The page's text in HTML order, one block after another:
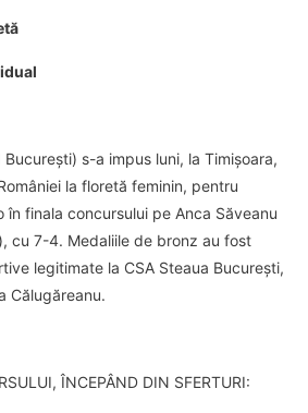
București) s-a impus luni, la Timișoara,
la floretă feminin, pentru
în finala concursului pe Anca Săveanu
cu 7-4. Medaliile de bronz au fost
legitimate la CSA Steaua București,
Călugăreanu.
ÎNCEPÂND DIN SFERTURI: